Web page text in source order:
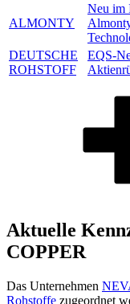
ALMONTY
Neu im
DEUTSCHE
ROHSTOFF
EQS-
Aktuelle
COPPER
Das Unternehmen
Rohstoffe zugeordnet